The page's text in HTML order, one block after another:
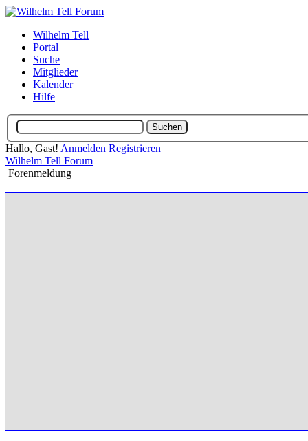
Wilhelm Tell
Portal
Suche
Mitglieder
Kalender
Hilfe
Hallo, Gast! Anmelden Registrieren
Wilhelm Tell Forum
Forenmeldung